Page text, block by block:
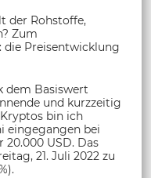
der Rohstoffe,
Zum
die Preisentwicklung
dem Basiswert
und kurzzeitig
bin ich
eingegangen bei
20.000 USD. Das
21. Juli 2022 zu